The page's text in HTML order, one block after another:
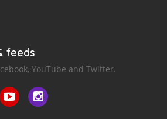
feeds
YouTube and Twitter.